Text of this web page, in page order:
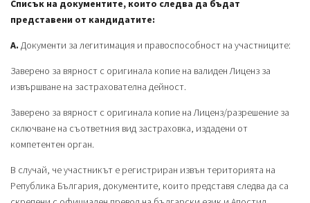
Списък на документите, които следва да бъдат
представени от кандидатите:
А. Документи за легитимация и правоспособност на участниците:
Заверено за вярност с оригинала копие на валиден Лиценз за
извършване на застрахователна дейност.
Заверено за вярност с оригинала копие на Лиценз/разрешение за
сключване на съответния вид застраховка, издадени от
компетентен орган.
В случай, че участникът е регистриран извън територията на
Република България, документите, които представя следва да са